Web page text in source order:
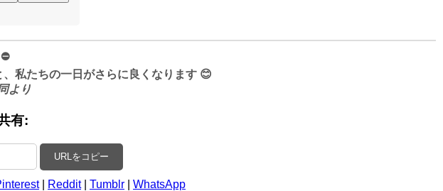
私たちの一日がさらに良くなります 😊
より
有:
URLをコピー
| Reddit| Tumblr WhatsApp